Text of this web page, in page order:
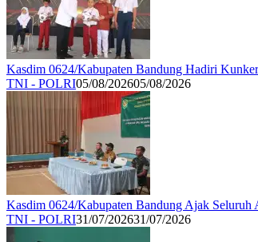
Kasdim 0624/Kabupaten Bandung Hadiri
TNI - POLRI05/08/202605/08/2026
Kasdim 0624/Kabupaten Bandung Ajak Seluruh
TNI - POLRI31/07/202631/07/2026